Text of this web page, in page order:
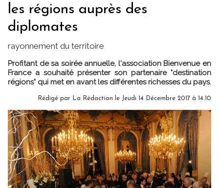
les régions auprès des
diplomates
rayonnement du territoire
Profitant de sa soirée annuelle, l'association Bienvenue en
France a souhaité présenter son partenaire "destination
régions" qui met en avant les différentes richesses du pays.
Rédigé par La Rédaction le Jeudi 14 Décembre 2017 à 14:10